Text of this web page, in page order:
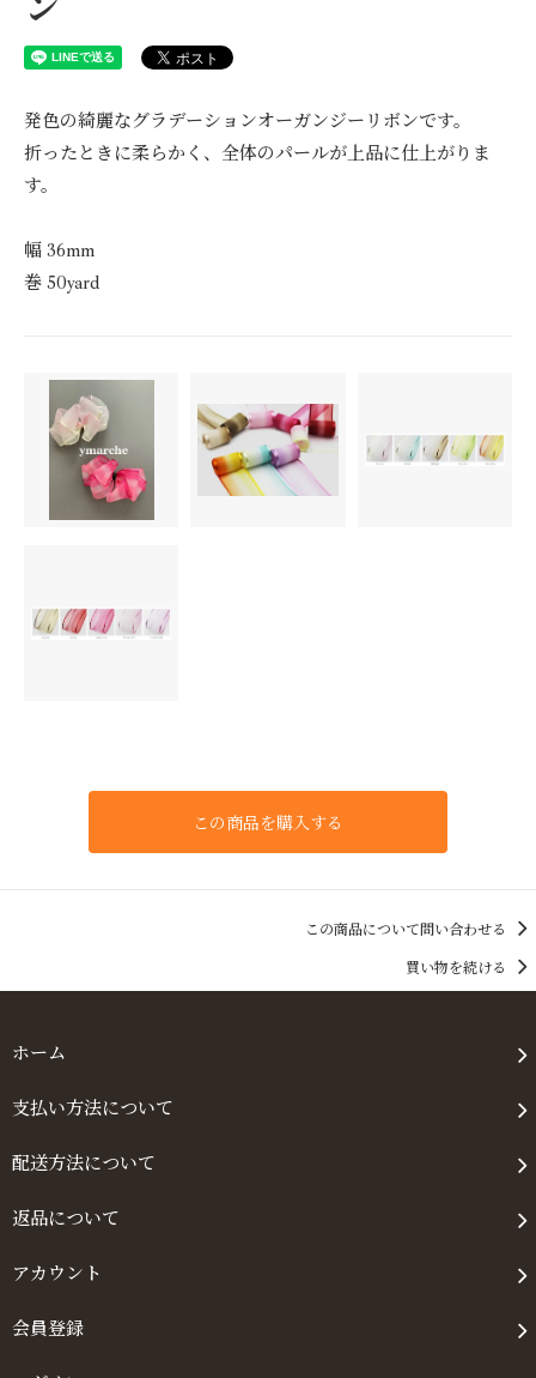
発色の綺麗なグラデーションオーガンジーリボンです。
折ったときに柔らかく、全体のパールが上品に仕上がりま
す。
幅 36mm
巻 50yard
この商品を購入する
この商品について問い合わせる
買い物を続ける
ホーム
支払い方法について
配送方法について
返品について
アカウント
会員登録